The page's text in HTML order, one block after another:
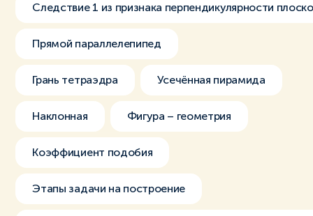
Следствие 1 из признака перпендикулярности
Прямой параллелепипед
Грань тетраэдра Усечённая пирамида
Наклонная Фигура – геометрия
Коэффициент подобия
Этапы задачи на построение